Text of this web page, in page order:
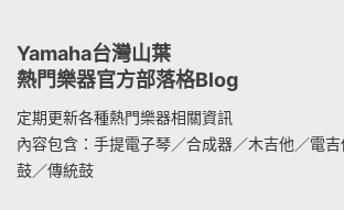
Yamaha台灣山葉
熱門樂器官方部落格Blog
定期更新各種熱門樂器相關資訊
內容包含：手提電子琴／合成器／木吉他／電
鼓／傳統鼓